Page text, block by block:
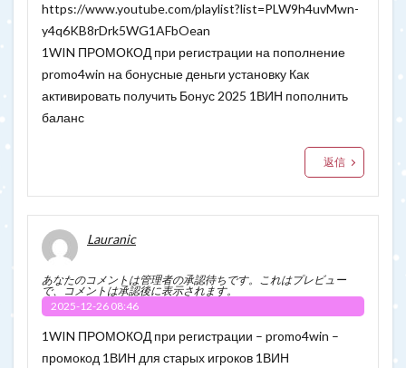
https://www.youtube.com/playlist?list=PLW9h4uvMwn-
y4q6KB8rDrk5WG1AFbOean
1WIN ПРОМОКОД при регистрации на пополнение
promo4win на бонусные деньги установку Как
активировать получить Бонус 2025 1ВИН пополнить
баланс
返信
Lauranic
あなたのコメントは管理者の承認待ちです。これはプレビュー
で、コメントは承認後に表示されます。
2025-12-26 08:46
1WIN ПРОМОКОД при регистрации – promo4win –
промокод 1ВИН для старых игроков 1ВИН